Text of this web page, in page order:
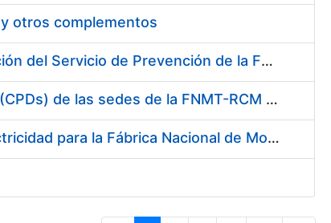
otros complementos
Servicio de Calibración y Verificación Externa de los Equipos de Medición del Servicio de Prevención de la FNMT-RCM
Conexión mediante Fibra Óptica de los Centros de Proceso de Datos (CPDs) de las sedes de la FNMT-RCM de Burgos y Madrid
Contratación de acuerdo marco para el Suministro de Material de Electricidad para la Fábrica Nacional de Moneda y Timbre-Real Casa de la Moneda en su centro de trabajo de Burgos